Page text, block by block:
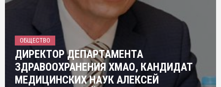
ОБЩЕСТВО
ДИРЕКТОР ДЕПАРТАМЕНТА
ЗДРАВООХРАНЕНИЯ ХМАО, КАНДИДАТ
МЕДИЦИНСКИХ НАУК АЛЕКСЕЙ